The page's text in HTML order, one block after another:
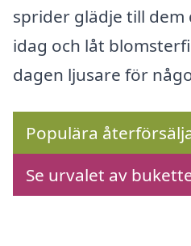
sprider glädje till dem
idag och låt
dagen ljusare för
Populära
Se urvalet av